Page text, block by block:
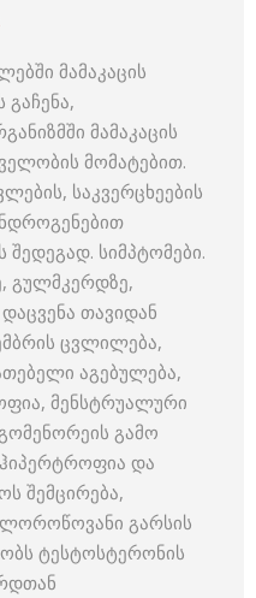
მამაკაცის
გაჩენა,
მამაკაცის
მომატებით.
საკვერცხეების
სიმპტომები.
გულმკერდზე,
თავიდან
ცვლილება,
აგებულება,
მენსტრუალური
გამო
და
შემცირება,
გარსის
ტესტოსტერონის